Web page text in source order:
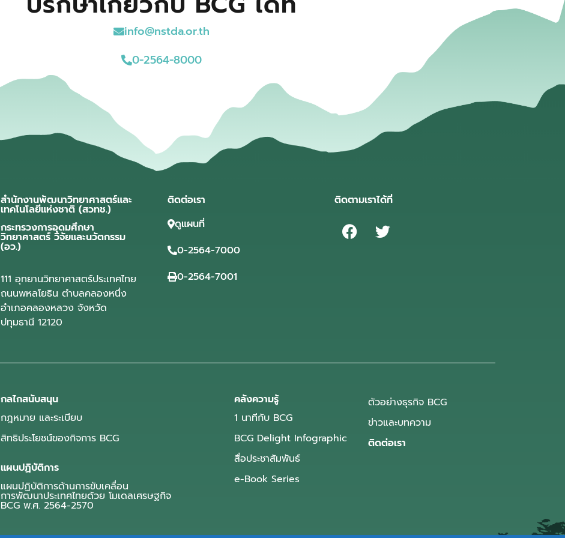
info@nstda.or.th
0-2564-8000
สำนักงานพัฒนาวิทยาศาสตร์และ
เทคโนโลยีแห่งชาติ (สวทช.)
กระทรวงการอุดมศึกษา
วิทยาศาสตร์ วิจัยและนวัตกรรม
(อว.)
111 อุทยานวิทยาศาสตร์ประเทศไทย
ถนนพหลโยธิน ตำบลคลองหนึ่ง
อำเภอคลองหลวง จังหวัด
ปทุมธานี 12120
ติดต่อเรา
ดูแผนที่
0-2564-7000
0-2564-7001
ติดตามเราได้ที่
กลไกสนับสนุน
กฎหมาย และระเบียบ
สิทธิประโยชน์ของกิจการ BCG
แผนปฏิบัติการ
แผนปฏิบัติการด้านการขับเคลื่อน
การพัฒนาประเทศไทยด้วย โมเดลเศรษฐกิจ
BCG พ.ศ. 2564-2570
คลังความรู้
1 นาทีกับ BCG
BCG Delight Infographic
สื่อประชาสัมพันธ์
e-Book Series
ตัวอย่างธุรกิจ BCG
ข่าวและบทความ
ติดต่อเรา